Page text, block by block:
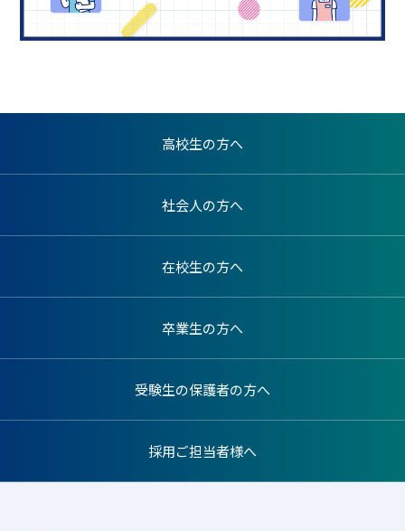
高校生の方へ
社会人の方へ
在校生の方へ
卒業生の方へ
受験生の保護者の方へ
採用ご担当者様へ